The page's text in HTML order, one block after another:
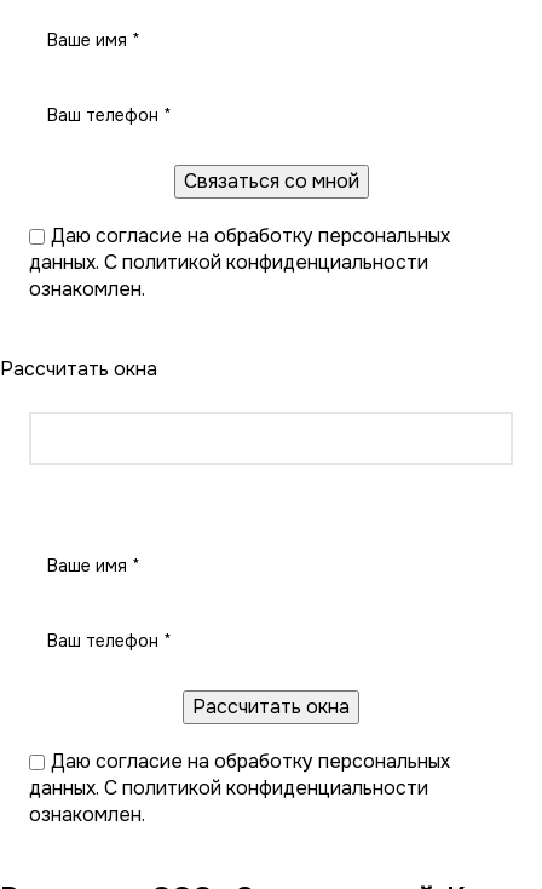
Даю согласие на обработку персональных
данных. Сполитикой конфиденциальности
ознакомлен.
Рассчитать окна
Даю согласие на обработку персональных
данных. Сполитикой конфиденциальности
ознакомлен.